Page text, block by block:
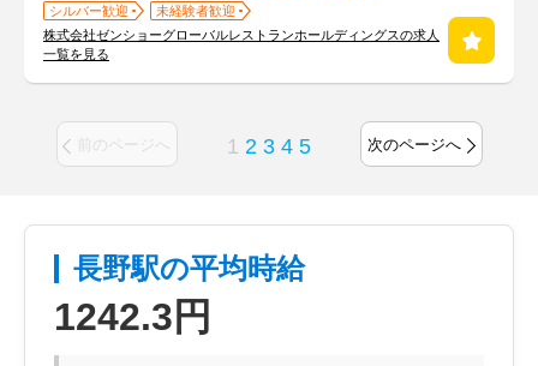
シルバー歓迎
未経験者歓迎
株式会社ゼンショーグローバルレストランホールディングスの求人
一覧を見る
前のページへ 1 2 3 4 5 次のページへ
長野駅の平均時給
1242.3円